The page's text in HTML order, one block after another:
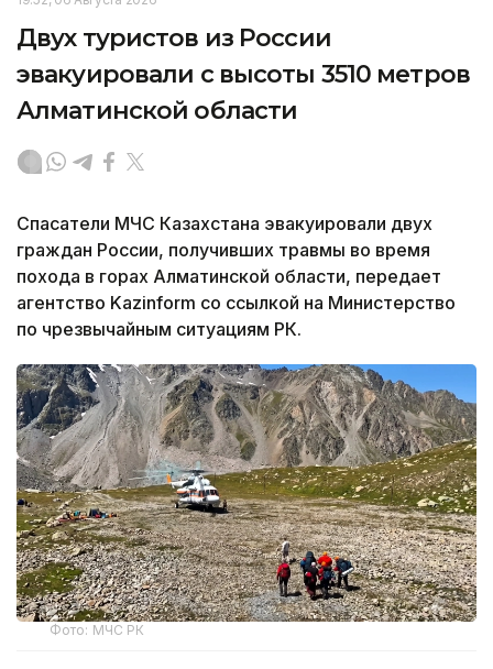
Двух туристов из России
эвакуировали с высоты 3510 метров
Алматинской области
Спасатели МЧС Казахстана эвакуировали двух
граждан России, получивших травмы во время
похода в горах Алматинской области, передает
агентство Kazinform со ссылкой на Министерство
по чрезвычайным ситуациям РК.
Фото: МЧС РК